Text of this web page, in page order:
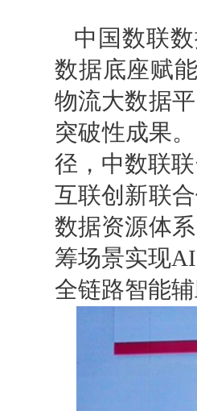
中国数联
数据底座赋
物流大数据
突破性成果
径，中数联
互联创新联
数据资源体
筹场景实现
全链路智能